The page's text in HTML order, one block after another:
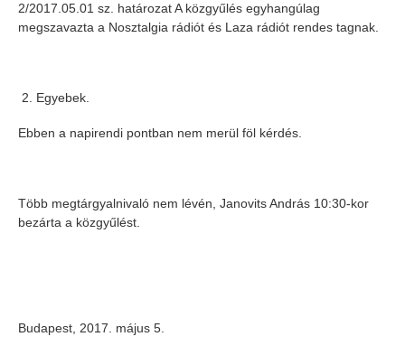
2/2017.05.01 sz. határozat A közgyűlés egyhangúlag
megszavazta a Nosztalgia rádiót és Laza rádiót rendes tagnak.
2. Egyebek.
Ebben a napirendi pontban nem merül föl kérdés.
Több megtárgyalnivaló nem lévén, Janovits András 10:30-kor
bezárta a közgyűlést.
Budapest, 2017. május 5.